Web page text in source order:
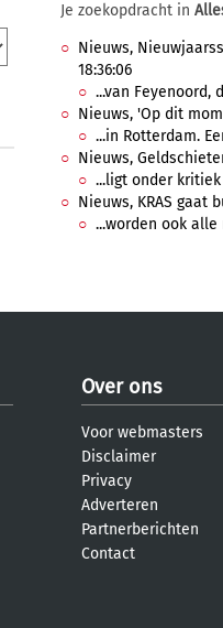
Je zoekopdracht in
Nieuws,
18:36:06
...van Feyenoord,
Nieuws, 'Op dit
...in Rotterdam.
Nieuws,
...ligt onder
Nieuws, KRAS gaat
...worden ook alle
Over ons
Voor webmasters
Disclaimer
Privacy
Adverteren
Partnerberichten
Contact